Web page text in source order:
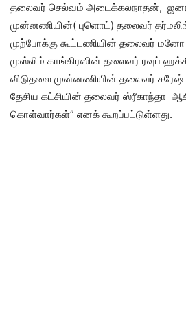
தலைவர் செல்வம் அடைக்கலநாதன்,
முன்னணியின்( புளொட்) தலைவர்
முற்போக்கு கூட்டணியின் தலைவர்
முஸ்லிம் காங்கிரஸின் தலைவர் ரவுப்
விடுதலை முன்னணியின் தலைவர் சுரேஷ்
தேசிய கட்சியின் தலைவர் ஸ்ரீகாந்தா
கொள்வார்கள்” எனக் கூறப்பட்டுள்ளது.